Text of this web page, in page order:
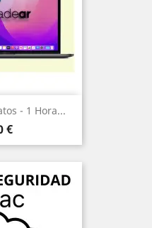
- 1 Hora...
€